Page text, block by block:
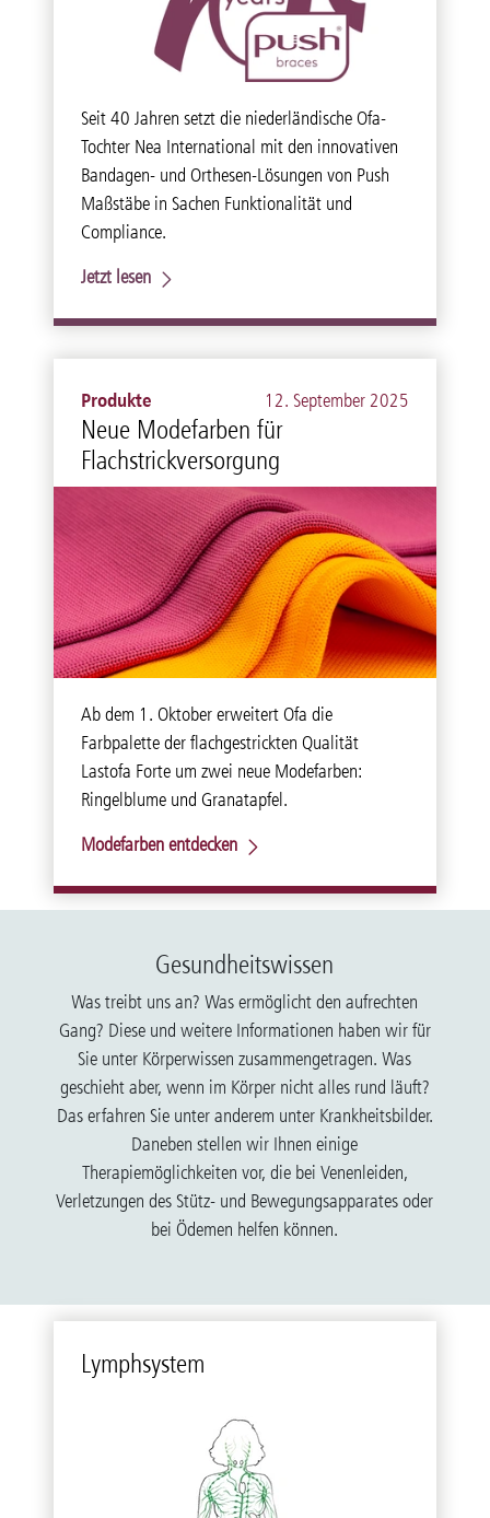
Seit 40 Jahren setzt die niederländische Ofa-
Tochter Nea International mit den innovativen
Bandagen- und Orthesen-Lösungen von Push
Maßstäbe in Sachen Funktionalität und
Compliance.
Jetzt lesen
Produkte 12. September 2025
Neue Modefarben für
Flachstrickversorgung
Ab dem 1. Oktober erweitert Ofa die
Farbpalette der flachgestrickten Qualität
Lastofa Forte um zwei neue Modefarben:
Ringelblume und Granatapfel.
Modefarben entdecken
Gesundheitswissen
Was treibt uns an? Was ermöglicht den aufrechten
Gang? Diese und weitere Informationen haben wir für
Sie unter Körperwissen zusammengetragen. Was
geschieht aber, wenn im Körper nicht alles rund läuft?
Das erfahren Sie unter anderem unter Krankheitsbilder.
Daneben stellen wir Ihnen einige
Therapiemöglichkeiten vor, die bei Venenleiden,
Verletzungen des Stütz- und Bewegungsapparates oder
bei Ödemen helfen können.
Lym­ph­sys­tem